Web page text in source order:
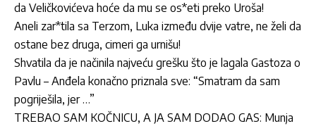
da Veličkovićeva hoće da mu se os*eti preko Uroša!
Aneli zar*tila sa Terzom, Luka između dvije vatre, ne želi da
ostane bez druga, cimeri ga urnišu!
Shvatila da je načinila najveću grešku što je lagala Gastoza o
Pavlu – Anđela konačno priznala sve: “Smatram da sam
pogriješila, jer …”
TREBAO SAM KOČNICU, A JA SAM DODAO GAS: Munja